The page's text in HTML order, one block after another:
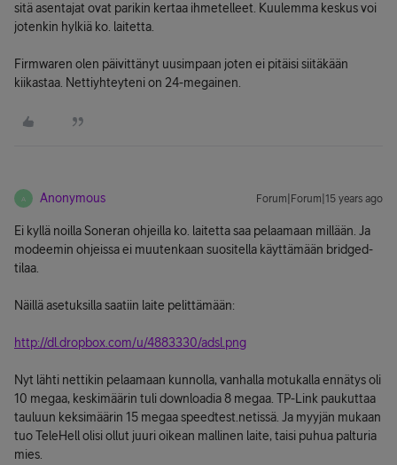
sitä asentajat ovat parikin kertaa ihmetelleet. Kuulemma keskus voi
jotenkin hylkiä ko. laitetta.
Firmwaren olen päivittänyt uusimpaan joten ei pitäisi siitäkään
kiikastaa. Nettiyhteyteni on 24-megainen.
A Anonymous Forum|Forum|15 years ago
Ei kyllä noilla Soneran ohjeilla ko. laitetta saa pelaamaan millään. Ja
modeemin ohjeissa ei muutenkaan suositella käyttämään bridged-
tilaa.
Näillä asetuksilla saatiin laite pelittämään:
http://dl.dropbox.com/u/4883330/adsl.png
Nyt lähti nettikin pelaamaan kunnolla, vanhalla motukalla ennätys oli
10 megaa, keskimäärin tuli downloadia 8 megaa. TP-Link paukuttaa
tauluun keksimäärin 15 megaa speedtest.netissä. Ja myyjän mukaan
tuo TeleHell olisi ollut juuri oikean mallinen laite, taisi puhua palturia
mies.